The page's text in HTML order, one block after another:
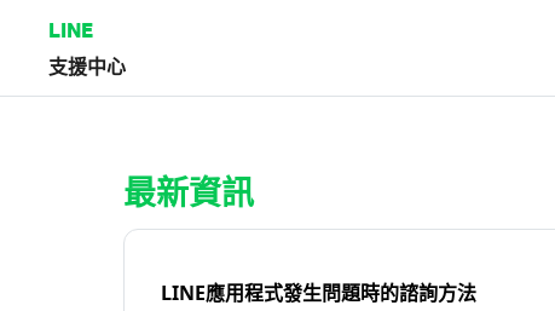
LINE
支援中心
最新資訊
LINE應用程式發生問題時的諮詢方法